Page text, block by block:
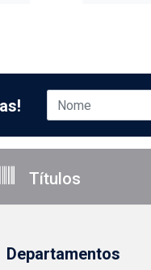
Títulos
Departamentos